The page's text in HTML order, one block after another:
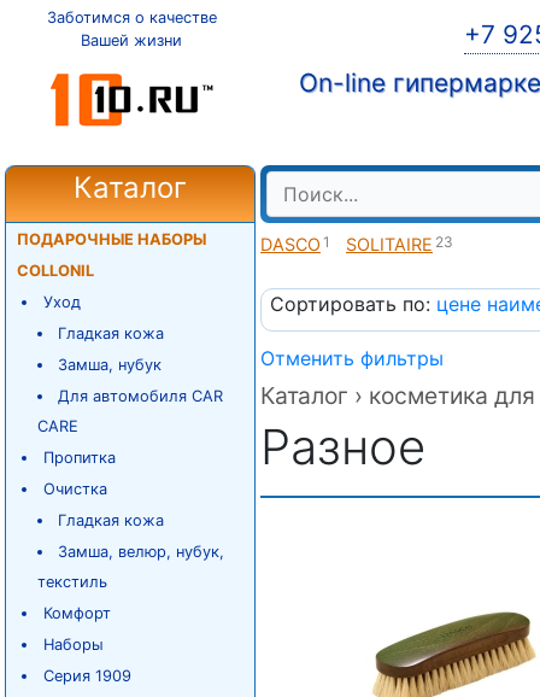
Заботимся о качестве
Вашей жизни
+7
On-line
Каталог
ПОДАРОЧНЫЕ НАБОРЫ
COLLONIL
Уход
Гладкая кожа
Замша, нубук
Для автомобиля CAR
CARE
Пропитка
Очистка
Гладкая кожа
Замша, велюр, нубук,
текстиль
Комфорт
Наборы
Серия 1909
DASCO 1 SOLITAIRE 23
Сортировать по: цене
Отменить фильтры
Каталог › косметика для
Разное